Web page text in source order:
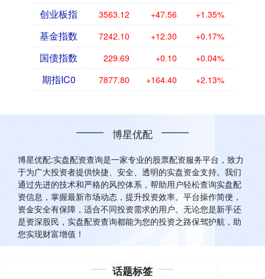
创业板指 3563.12 +47.56 +1.35%
基金指数 7242.10 +12.30 +0.17%
国债指数 229.69 +0.10 +0.04%
期指IC0 7877.80 +164.40 +2.13%
博星优配
博星优配:实盘配资查询是一家专业的股票配资服务平台，致力
于为广大投资者提供快捷、安全、透明的实盘资金支持。我们
通过先进的技术和严格的风控体系，帮助用户轻松查询实盘配
资信息，掌握最新市场动态，提升投资效率。平台操作简便，
资金安全有保障，适合不同投资需求的用户。无论您是新手还
是资深股民，实盘配资查询都能为您的投资之路保驾护航，助
您实现财富增值！
话题标签